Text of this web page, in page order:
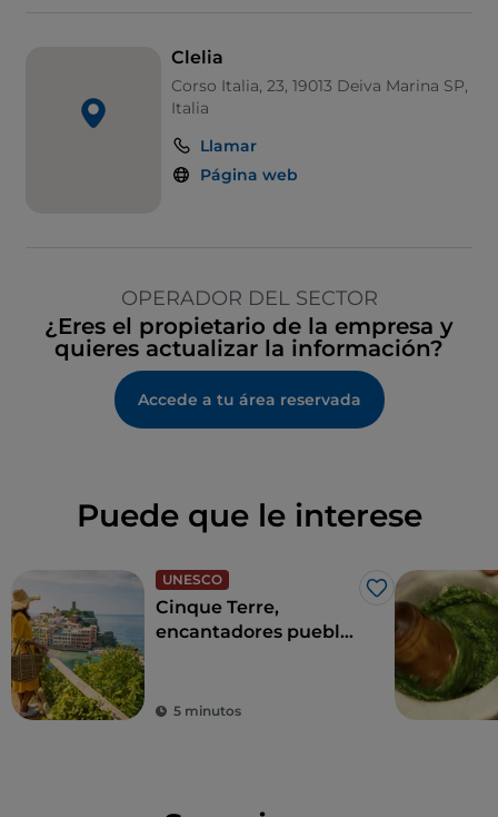
Clelia
Corso Italia, 23, 19013 Deiva Marina SP,
Italia
Llamar
Página web
OPERADOR DEL SECTOR
¿Eres el propietario de la empresa y
quieres actualizar la información?
Accede a tu área reservada
Puede que le interese
UNESCO
Me gusta
Cinque Terre,
encantadores pueblos
5 minutos